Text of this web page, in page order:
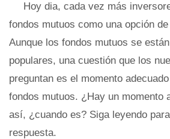
Hoy dia, cada vez más
fondos mutuos como una opción
Aunque los fondos mutuos se
populares, una cuestión que los
preguntan es el momento
fondos mutuos. ¿Hay un momento
así, ¿cuando es? Siga leyendo
respuesta.